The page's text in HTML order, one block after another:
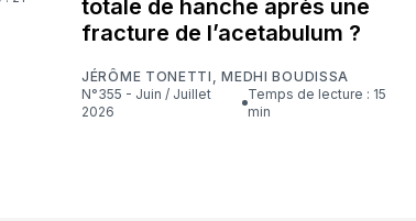
totale de hanche après une
fracture de l’acetabulum ?
JÉRÔME TONETTI ,MEDHI BOUDISSA
N°355 - Juin / Juillet
2026
Temps de lecture : 15
min